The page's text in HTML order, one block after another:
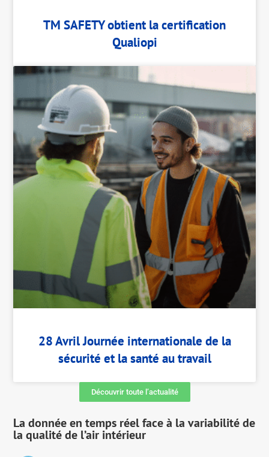
TM SAFETY obtient la certification
Qualiopi
28 Avril Journée internationale de la
sécurité et la santé au travail
Découvrir toute l’actualité
La donnée en temps réel face à la variabilité de
la qualité de l’air intérieur